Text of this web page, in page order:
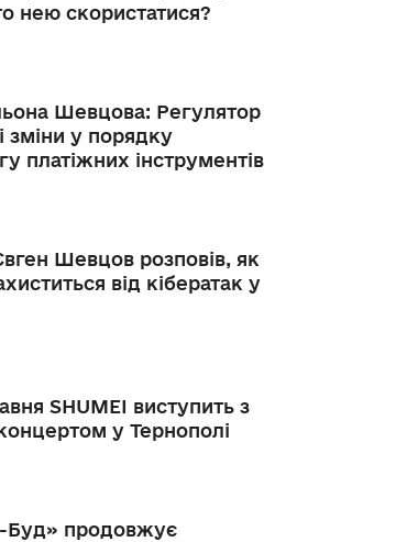
нею скористатися?
Шевцова: Регулятор
зміни у порядку
платіжних інструментів
Шевцов розповів, як
від кібератак у
SHUMEI виступить з
у Тернополі
Буд» продовжує